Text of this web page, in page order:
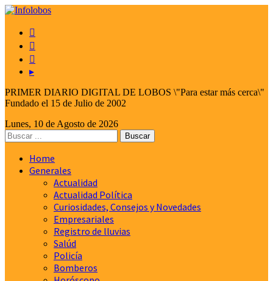



▸
PRIMER DIARIO DIGITAL DE LOBOS \"Para estar más cerca\"
Fundado el 15 de Julio de 2002
Lunes, 10 de Agosto de 2026
Home
Generales
Actualidad
Actualidad Política
Curiosidades, Consejos y Novedades
Empresariales
Registro de lluvias
Salúd
Policía
Bomberos